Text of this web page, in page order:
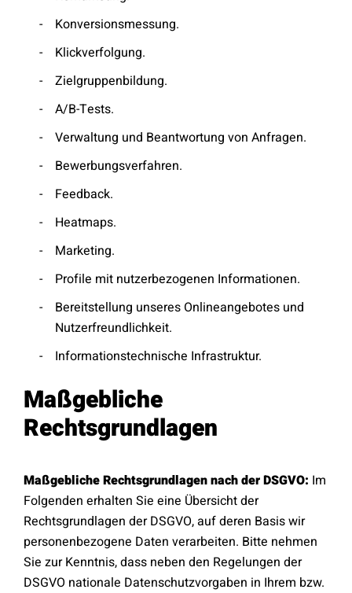
Konversionsmessung.
Klickverfolgung.
Zielgruppenbildung.
A/B-Tests.
Verwaltung und Beantwortung von Anfragen.
Bewerbungsverfahren.
Feedback.
Heatmaps.
Marketing.
Profile mit nutzerbezogenen Informationen.
Bereitstellung unseres Onlineangebotes und
Nutzerfreundlichkeit.
Informationstechnische Infrastruktur.
Maßgebliche
Rechtsgrundlagen
Maßgebliche Rechtsgrundlagen nach der DSGVO: Im
Folgenden erhalten Sie eine Übersicht der
Rechtsgrundlagen der DSGVO, auf deren Basis wir
personenbezogene Daten verarbeiten. Bitte nehmen
Sie zur Kenntnis, dass neben den Regelungen der
DSGVO nationale Datenschutzvorgaben in Ihrem bzw.